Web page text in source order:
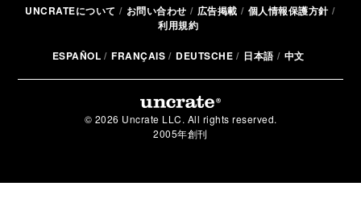
UNCRATEについて お問い合わせ 広告掲載
個人情報保護方針
利用規約
ESPAÑOL FRANÇAIS DEUTSCHE 日本語 中文
© 2026 Uncrate LLC. All rights reserved.
2005年創刊